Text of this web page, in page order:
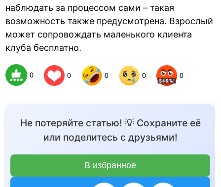
наблюдать за процессом сами – такая
возможность также предусмотрена. Взрослый
может сопровождать маленького клиента
клуба бесплатно.
0 0 0 0 0
Не потеряйте статью! 💡 Сохраните её
или поделитесь с друзьями!
В избранное